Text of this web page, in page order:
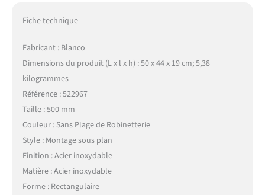
Fiche technique
Fabricant : Blanco
Dimensions du produit (L x l x h) : 50 x 44 x 19 cm; 5,38
kilogrammes
Référence : 522967
Taille : 500 mm
Couleur : Sans Plage de Robinetterie
Style : Montage sous plan
Finition : Acier inoxydable
Matière : Acier inoxydable
Forme : Rectangulaire